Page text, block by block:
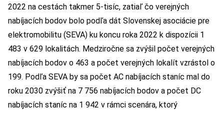
2022 na cestách takmer 5-tisíc, zatiaľ čo verejných
nabíjacích bodov bolo podľa dát Slovenskej asociácie pre
elektromobilitu (SEVA) ku koncu roka 2022 k dispozícii 1
483 v 629 lokalitách. Medziročne sa zvýšil počet verejných
nabíjacích bodov o 463 a počet verejných lokalít vzrástol o
199. Podľa SEVA by sa počet AC nabíjacích staníc mal do
roku 2030 zvýšiť na 7 756 nabíjacích bodov a počet DC
nabíjacích staníc na 1 942 v rámci scenára, ktorý